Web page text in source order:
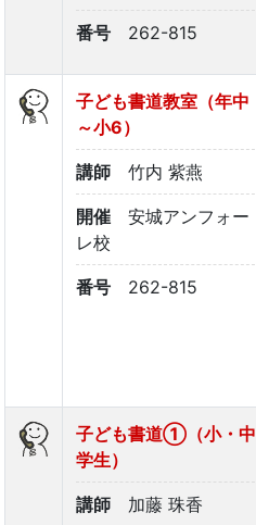
番号 262-815
子ども書道教室（年中
～小6）
講師 竹内 紫燕
開催
安城アンフォー
レ校
番号 262-815
子ども書道①（小・中
学生）
講師 加藤 珠香